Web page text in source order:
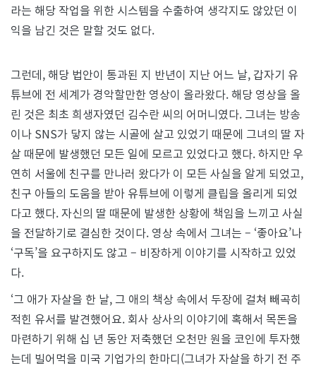
라는 해당 작업을 위한 시스템을 수출하여 생각지도 않았던 이
익을 남긴 것은 말할 것도 없다.
그런데, 해당 법안이 통과된 지 반년이 지난 어느 날, 갑자기 유
튜브에 전 세계가 경악할만한 영상이 올라왔다. 해당 영상을 올
린 것은 최초 희생자였던 김수란 씨의 어머니였다. 그녀는 방송
이나 SNS가 닿지 않는 시골에 살고 있었기 때문에 그녀의 딸 자
살 때문에 발생했던 모든 일에 모르고 있었다고 했다. 하지만 우
연히 서울에 친구를 만나러 왔다가 이 모든 사실을 알게 되었고,
친구 아들의 도움을 받아 유튜브에 이렇게 클립을 올리게 되었
다고 했다. 자신의 딸 때문에 발생한 상황에 책임을 느끼고 사실
을 전달하기로 결심한 것이다. 영상 속에서 그녀는 – ‘좋아요’나
‘구독’을 요구하지도 않고 – 비장하게 이야기를 시작하고 있었
다.
‘그 애가 자살을 한 날, 그 애의 책상 속에서 두장에 걸쳐 빼곡히
적힌 유서를 발견했어요. 회사 상사의 이야기에 혹해서 목돈을
마련하기 위해 십 년 동안 저축했던 오천만 원을 코인에 투자했
는데 빌어먹을 미국 기업가의 한마디(그녀가 자살을 하기 전 주